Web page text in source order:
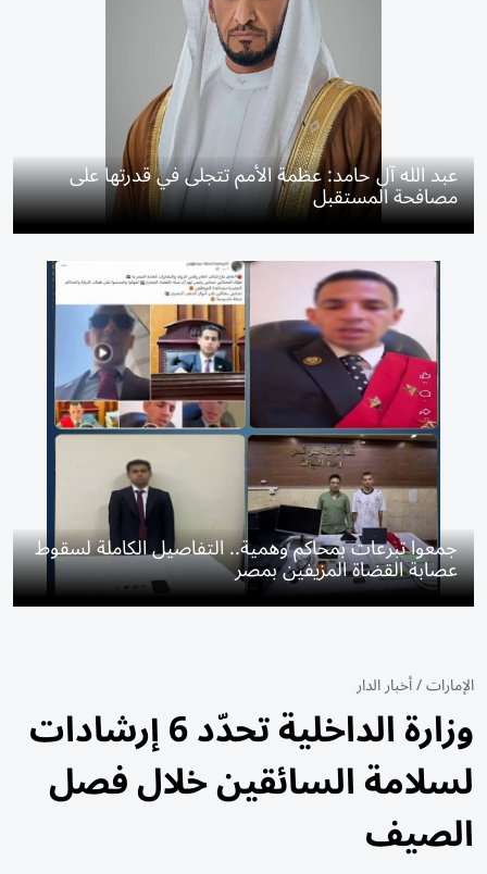
عبد الله آل حامد: عظمة الأمم تتجلى في قدرتها على
مصافحة المستقبل
جمعوا تبرعات بمحاكم وهمية.. التفاصيل الكاملة لسقوط
عصابة القضاة المزيفين بمصر
الإمارات/أخبار الدار
وزارة الداخلية تحدّد 6 إرشادات
لسلامة السائقين خلال فصل
الصيف